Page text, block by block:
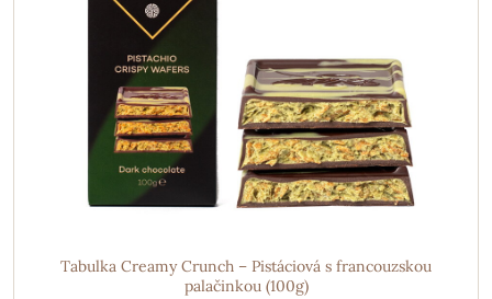
Tabulka Creamy Crunch – Pistáciová s francouzskou
palačinkou (100g)